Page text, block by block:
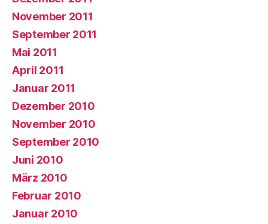
November 2011
September 2011
Mai 2011
April 2011
Januar 2011
Dezember 2010
November 2010
September 2010
Juni 2010
März 2010
Februar 2010
Januar 2010